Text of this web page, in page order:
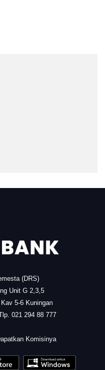
(DRS)
Unit G 2,3,5
5-6 Kuningan
021 294 88 777
Komisinya